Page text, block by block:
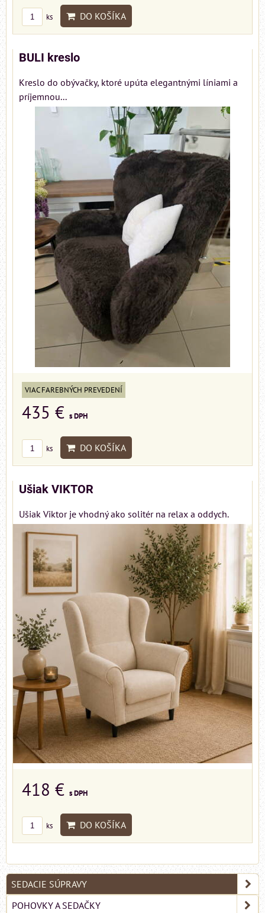
ks DO KOŠÍKA
BULI kreslo
Kreslo do obývačky, ktoré upúta elegantnými líniami a
príjemnou...
VIAC FAREBNÝCH PREVEDENÍ
435 € s DPH
ks DO KOŠÍKA
Ušiak VIKTOR
Ušiak Viktor je vhodný ako solitér na relax a oddych.
418 € s DPH
ks DO KOŠÍKA
SEDACIE SÚPRAVY
POHOVKY A SEDAČKY